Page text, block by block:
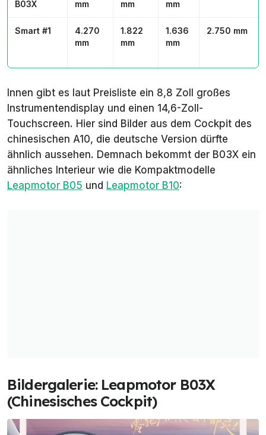
B03X mm mm mm
Smart #1
4.270
mm
1.822
mm
1.636
mm
2.750 mm
Innen gibt es laut Preisliste ein 8,8 Zoll großes
Instrumentendisplay und einen 14,6-Zoll-
Touchscreen. Hier sind Bilder aus dem Cockpit des
chinesischen A10, die deutsche Version dürfte
ähnlich aussehen. Demnach bekommt der B03X ein
ähnliches Interieur wie die Kompaktmodelle
Leapmotor B05 und Leapmotor B10:
Bildergalerie: Leapmotor B03X
(Chinesisches Cockpit)